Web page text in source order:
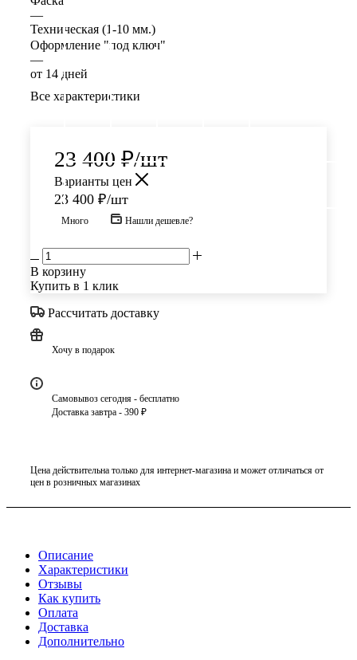
—
Техническая (1-10 мм.)
Оформление "под ключ"
—
от 14 дней
Все характеристики
23 400 ₽/шт
Варианты цен
23 400 ₽/шт
Много Нашли дешевле?
В корзину
Купить в 1 клик
Рассчитать доставку
Хочу в подарок
Самовывоз сегодня - бесплатно
Доставка завтра - 390 ₽
Цена действительна только для интернет-магазина и может отличаться от
цен в розничных магазинах
Описание
Характеристики
Отзывы
Как купить
Оплата
Доставка
Дополнительно